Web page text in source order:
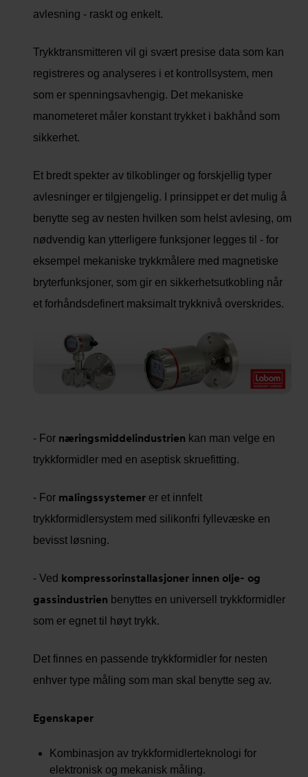
avlesning - raskt og enkelt.
Trykktransmitteren vil gi svært presise data som kan
registreres og analyseres i et kontrollsystem, men
som er spenningsavhengig. Det mekaniske
manometeret måler konstant trykket i bakhånd som
sikkerhet.
Et bredt spekter av tilkoblinger og forskjellig typer
avlesninger er tilgjengelig. I prinsippet er det mulig å
benytte seg av nesten hvilken som helst avlesing, om
nødvendig kan ytterligere funksjoner legges til - for
eksempel mekaniske trykkmålere med magnetiske
bryterfunksjoner, som gir en sikkerhetsutkobling når
et forhåndsdefinert maksimalt trykknivå overskrides.
- For næringsmiddelindustrien kan man velge en
trykkformidler med en aseptisk skruefitting.
- For malingssystemer er et innfelt
trykkformidlersystem med silikonfri fyllevæske en
bevisst løsning.
- Ved kompressorinstallasjoner innen olje- og
gassindustrien benyttes en universell trykkformidler
som er egnet til høyt trykk.
Det finnes en passende trykkformidler for nesten
enhver type måling som man skal benytte seg av.
Egenskaper
Kombinasjon av trykkformidlerteknologi for
elektronisk og mekanisk måling.